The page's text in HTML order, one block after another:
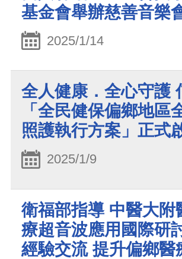
基金會舉辦慈善音樂
2025/1/14
全人健康．全心守護
「全民健保偏鄉地區
照護執行方案」正式
2025/1/9
衛福部指導 中醫大附
療超音波應用國際研
經驗交流 提升偏鄉醫